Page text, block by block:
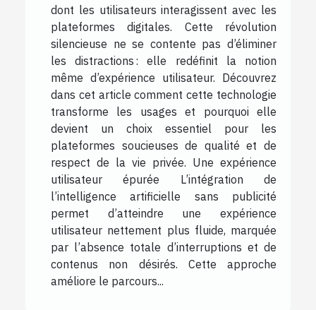
dont les utilisateurs interagissent avec les
plateformes digitales. Cette révolution
silencieuse ne se contente pas d’éliminer
les distractions : elle redéfinit la notion
même d’expérience utilisateur. Découvrez
dans cet article comment cette technologie
transforme les usages et pourquoi elle
devient un choix essentiel pour les
plateformes soucieuses de qualité et de
respect de la vie privée. Une expérience
utilisateur épurée L’intégration de
l’intelligence artificielle sans publicité
permet d’atteindre une expérience
utilisateur nettement plus fluide, marquée
par l’absence totale d’interruptions et de
contenus non désirés. Cette approche
améliore le parcours...